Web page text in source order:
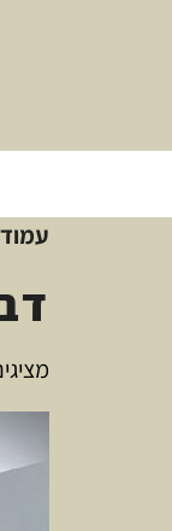
מציגים